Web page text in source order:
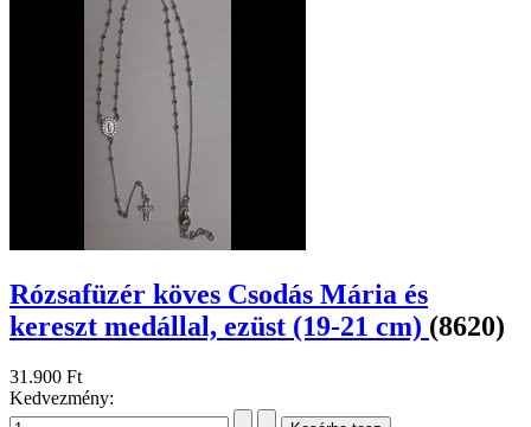
Rózsafüzér köves Csodás Mária és
kereszt medállal, ezüst (19-21 cm) (8620)
31.900 Ft
Kedvezmény: